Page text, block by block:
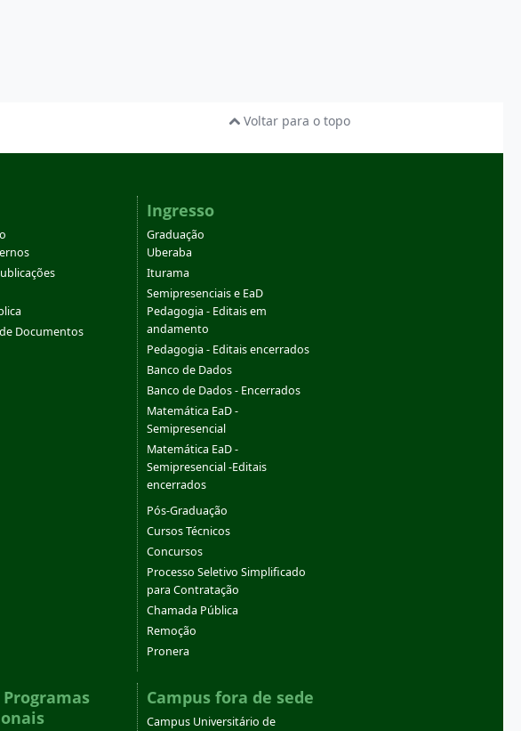
Voltar para o topo
Documentos
Ingresso
Graduação
Uberaba
Iturama
Semipresenciais e EaD
Pedagogia - Editais em
andamento
Pedagogia - Editais encerrados
Banco de Dados
Banco de Dados - Encerrados
Matemática EaD -
Semipresencial
Matemática EaD -
Semipresencial -Editais
encerrados
Pós-Graduação
Cursos Técnicos
Concursos
Processo Seletivo Simplificado
para Contratação
Chamada Pública
Remoção
Pronera
Campus fora de sede
Campus Universitário de